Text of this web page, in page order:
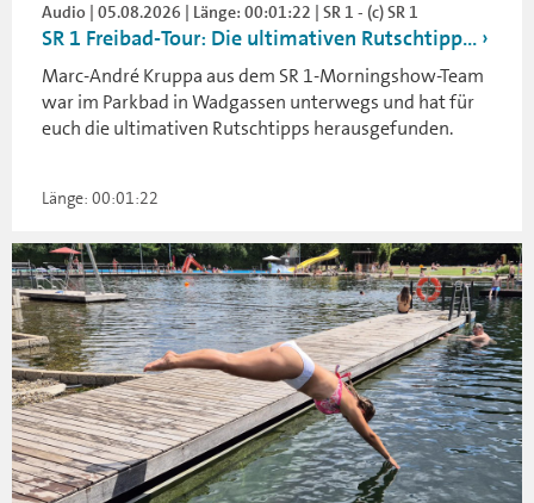
Audio | 05.08.2026 | Länge: 00:01:22 | SR 1 - (c) SR 1
SR 1 Freibad-Tour: Die ultimativen Rutschtipp...
Marc-André Kruppa aus dem SR 1-Morningshow-Team
war im Parkbad in Wadgassen unterwegs und hat für
euch die ultimativen Rutschtipps herausgefunden.
Länge: 00:01:22